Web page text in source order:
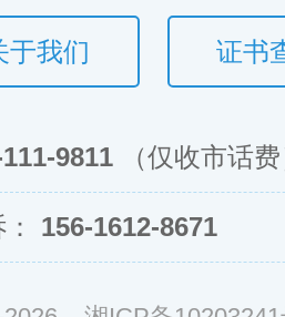
于我们 证书
9811 （仅收市话费
156-1612-8671